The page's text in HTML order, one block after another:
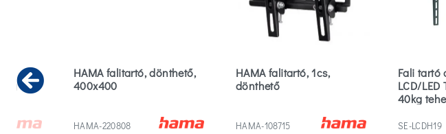
Previous
HAMA falitartó, dönthető,
400x400
HAMA-220808
HAMA falitartó, 1cs,
dönthető
HAMA-108715
Fali tartó
LCD/LED
40kg
SE-LCDH19